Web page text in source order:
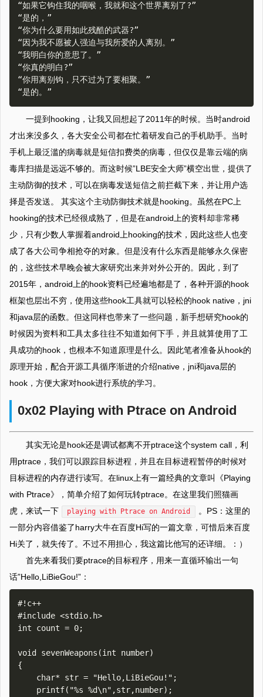
“如果它钩住我的咽喉，我就和这个世界离别了?”
“是的，”
“你为什么要用如此残酷的武器?”
“因为我不愿被人强迫与我所爱的人离别。”
“我明白你的意思了。”
“你真的明白?”
“你用离别钩，只不过为了要相聚。”
一提到hooking，让我又回想起了2011年的时候。当时android
才出来没多久，各大安全公司都在忙着研发自己的手机助手。当时
手机上最泛滥的病毒就是短信扣费类的病毒，但仅仅是靠云端的病
毒库扫描是远远不够的。而这时候”LBE安全大师”横空出世，提供了
主动防御的技术，可以在病毒发送短信之前拦截下来，并让用户选
择是否发送。 其实这个主动防御技术就是hooking。虽然在PC上
hooking的技术已经很成熟了，但是在android上的资料却非常稀
少，只有少数人掌握着android上hooking的技术，因此这些人也变
成了各大公司争相抢夺的对象。但是没有什么东西是能够永久保密
的，这些技术早晚会被大家研究出来并对外公开的。因此，到了
2015年，android上的hook资料已经遍地都是了，各种开源的hook
框架也层出不穷，使用这些hook工具就可以轻松的hook native，jni
和java层的函数。但这同样也带来了一些问题，新手想研究hook的
时候因为资料和工具太多往往不知道如何下手，并且就算使用了工
具成功的hook，也根本不知道原理是什么。因此笔者准备从hook的
原理开始，配合开源工具循序渐进的介绍native，jni和java层的
hook，方便大家对hook进行系统的学习。
0x02 Playing with Ptrace on Android
其实无论是hook还是调试都离不开ptrace这个system call，利
用ptrace，我们可以跟踪目标进程，并且在目标进程暂停的时候对
目标进程的内存进行读写。在linux上有一篇经典的文章叫《Playing
with Ptrace》，简单介绍了如何玩转ptrace。在这里我们照猫画
虎，来试一下
playing with Ptrace on Android
。PS：这里的
一部分内容借鉴了harry大牛在百度Hi写的一篇文章，可惜后来百度
Hi关了，就失传了。不过不用担心，我这篇比他写的还详细。：）
首先来看我们要ptrace的目标程序，用来一直循环输出一句
话”Hello,LiBieGou!”：
#!c++
#include <stdio.h>
int count = 0;
void sevenWeapons(int number)
{